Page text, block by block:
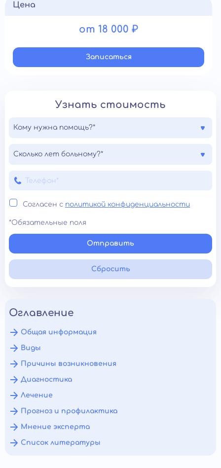
Цена
от 18 000 ₽
Записатьcя
Узнать стоимость
Кому нужна помощь?*
Сколько лет больному?*
Согласен с политикой конфиденциальности
*Обязательные поля
Отправить
Сбросить
Оглавление
Общая информация
Виды
Причины возникновения
Диагностика
Лечение
Прогноз и профилактика
Мнение эксперта
Список литературы